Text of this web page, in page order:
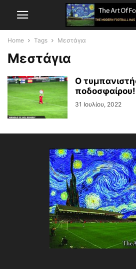
Home Tags Μεστάγια
Μεστάγια
Ο
ποδοσφαίρου!
31 Ιουλίου, 2022